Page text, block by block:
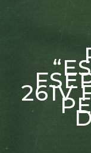
261V